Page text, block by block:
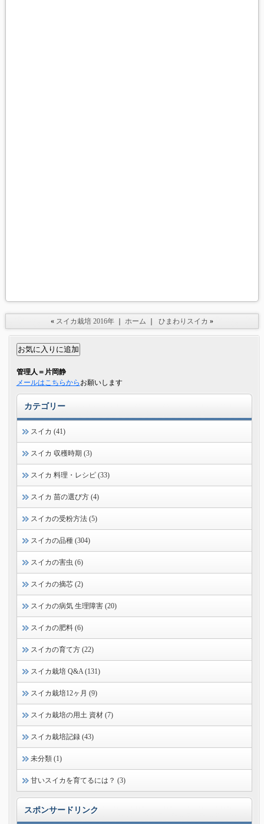
« スイカ栽培 2016年｜ ホーム ひまわりスイカ »
管理人＝片岡静
メールはこちらから お願いします
カテゴリー
スイカ (41)
スイカ 収穫時期 (3)
スイカ 料理・レシピ (33)
スイカ 苗の選び方 (4)
スイカの受粉方法 (5)
スイカの品種 (304)
スイカの害虫 (6)
スイカの摘芯 (2)
スイカの病気 生理障害 (20)
スイカの肥料 (6)
スイカの育て方 (22)
スイカ栽培 Q&A (131)
スイカ栽培12ヶ月 (9)
スイカ栽培の用土 資材 (7)
スイカ栽培記録 (43)
未分類 (1)
甘いスイカを育てるには？ (3)
スポンサードリンク